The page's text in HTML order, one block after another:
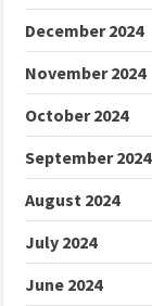
December 2024
November 2024
October 2024
September 2024
August 2024
July 2024
June 2024